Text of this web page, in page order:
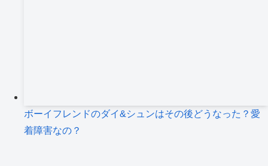
ボーイフレンドのダイ&シュンはその後どうなった？愛
着障害なの？